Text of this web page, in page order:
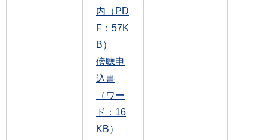
内（PD
F：57K
B）
傍聴申
込書
（ワー
ド：16
KB）